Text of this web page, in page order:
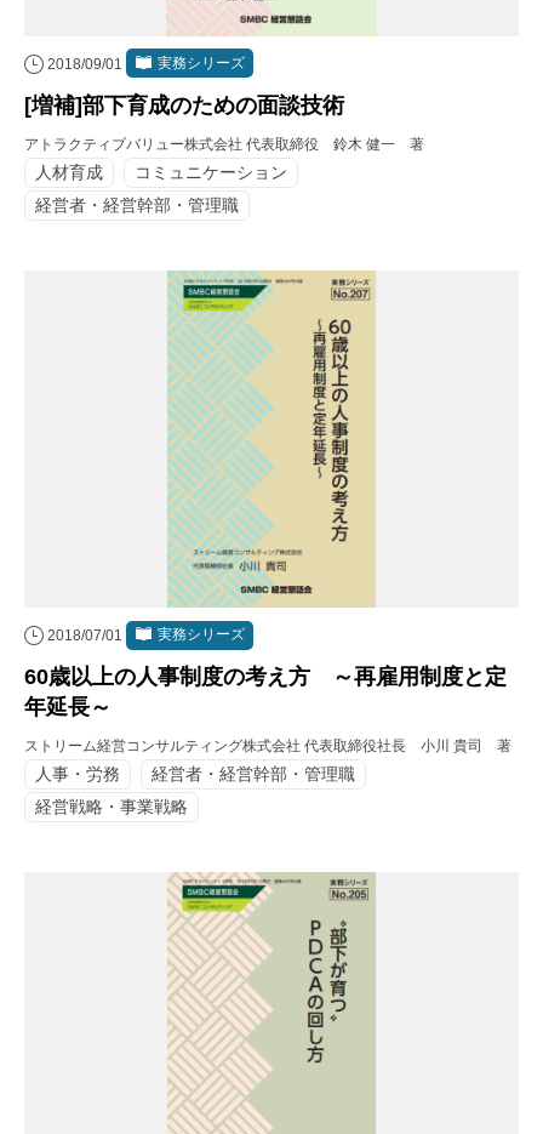
2018/09/01 実務シリーズ
[増補]部下育成のための面談技術
アトラクティブバリュー株式会社 代表取締役 鈴木 健一 著
人材育成
コミュニケーション
経営者・経営幹部・管理職
2018/07/01 実務シリーズ
60歳以上の人事制度の考え方 ～再雇用制度と定
年延長～
ストリーム経営コンサルティング株式会社 代表取締役社長 小川 貴司 著
人事・労務
経営者・経営幹部・管理職
経営戦略・事業戦略